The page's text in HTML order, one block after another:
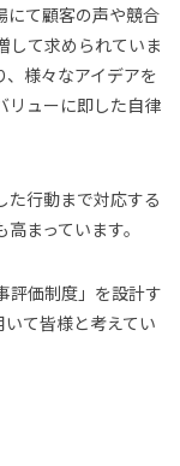
にて顧客の声や競合
して求められていま
様々なアイデアを
リューに即した自律
た行動まで対応する
まっています。
評価制度」を設計す
て皆様と考えてい